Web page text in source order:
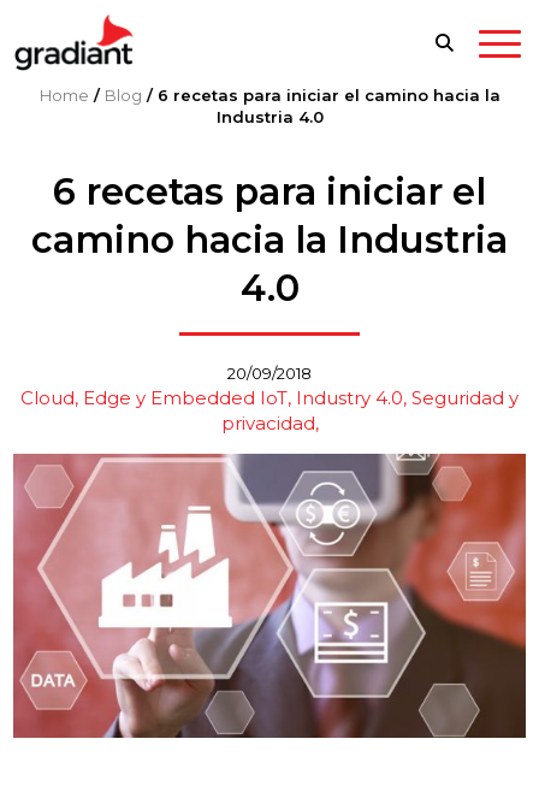
Home / Blog / 6 recetas para iniciar el camino hacia la
Industria 4.0
6 recetas para iniciar el
camino hacia la Industria
4.0
20/09/2018
Cloud, Edge y Embedded IoT Industry 4.0 Seguridad y
privacidad